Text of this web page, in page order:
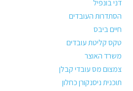
דני בונפיל
הסתדרות העובדים
חיים ביבס
טקס קליטת עובדים
משרד האוצר
צמצום מס עובדי קבלן
תוכנית ניסנקורן כחלון